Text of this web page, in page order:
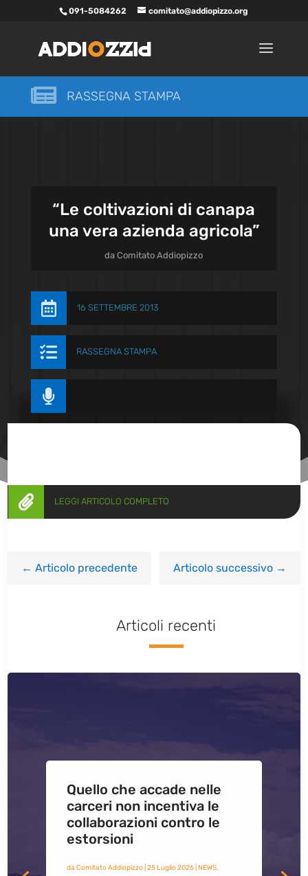
091-5084262 comitato@addiopizzo.org
 RASSEGNA STAMPA
“Le coltivazioni di canapa
una vera azienda agricola”
daComitato Addiopizzo
 16 SETTEMBRE 2013
 RASSEGNA STAMPA

 LEGGI ARTICOLO COMPLETO
←Articolo precedente Articolo successivo→
Articoli recenti
Quello che accade nelle
carceri non incentiva le
collaborazioni contro le
estorsioni
da Comitato Addiopizzo| 25 Luglio 2026| NEWS,